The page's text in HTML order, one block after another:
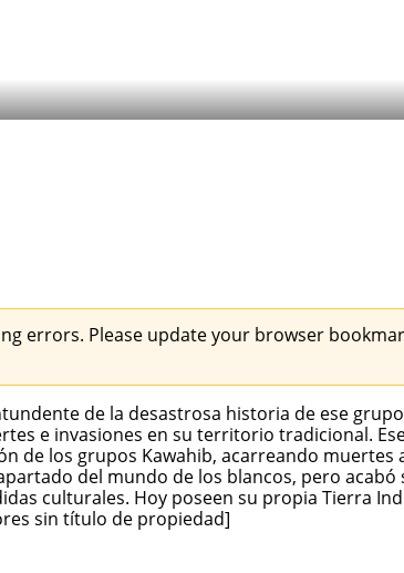
errors. Please update your browser
de la desastrosa historia de ese
e invasiones en su territorio tradicional.
de los grupos Kawahib, acarreando
del mundo de los blancos, pero
culturales. Hoy poseen su propia Tierra
sin título de propiedad]